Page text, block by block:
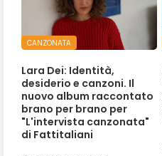
CANZONATA
Lara Dei: Identità,
desiderio e canzoni. Il
nuovo album raccontato
brano per brano per
"L'intervista canzonata"
di Fattitaliani